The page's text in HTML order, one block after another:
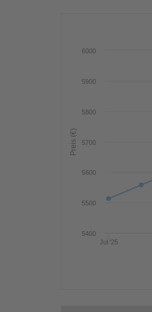
Preis (€)
Jul '25
5400
5500
5600
5700
5800
5900
6000